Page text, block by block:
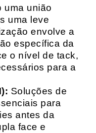
uma união
uma leve
envolve a
específica da
o nível de tack,
para a
Soluções de
para
antes da
face e